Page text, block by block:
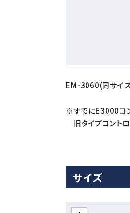
EM-3060(同サイ
※すでにE3000コ
旧タイプコント
サイズ